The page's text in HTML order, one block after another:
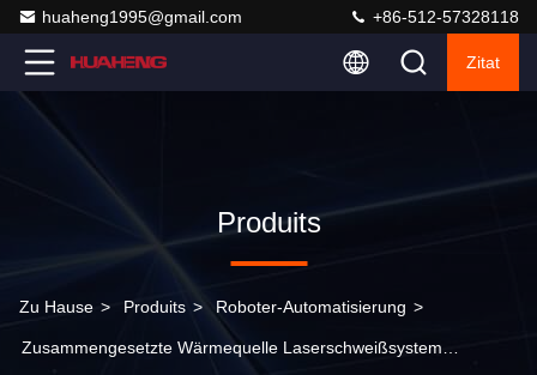
huaheng1995@gmail.com +86-512-57328118
Zitat
Produits
Zu Hause > Produits > Roboter-Automatisierung >
Zusammengesetzte Wärmequelle Laserschweißsystem